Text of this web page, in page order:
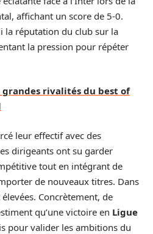
affichant un score de 5-0.
la réputation du club sur la
la pression pour répéter
grandes rivalités du best of
leur effectif avec des
dirigeants ont su garder
tout en intégrant de
de nouveaux titres. Dans
Concrètement, de
qu’une victoire en Ligue
pour valider les ambitions du